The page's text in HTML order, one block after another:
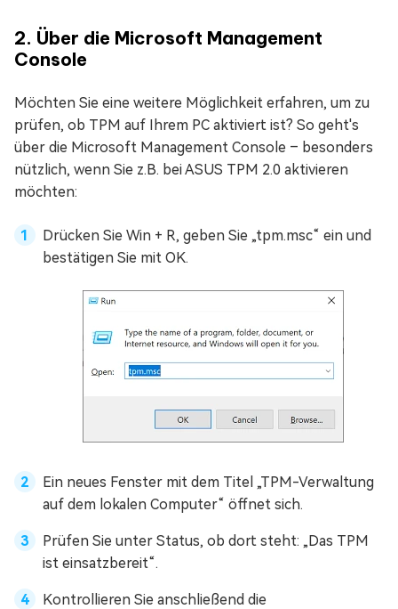
2. Über die Microsoft Management
Console
Möchten Sie eine weitere Möglichkeit erfahren, um zu
prüfen, ob TPM auf Ihrem PC aktiviert ist? So geht's
über die Microsoft Management Console – besonders
nützlich, wenn Sie z.B. bei ASUS TPM 2.0 aktivieren
möchten:
Drücken Sie Win + R, geben Sie „tpm.msc“ ein und
bestätigen Sie mit OK.
Ein neues Fenster mit dem Titel „TPM-Verwaltung
auf dem lokalen Computer“ öffnet sich.
Prüfen Sie unter Status, ob dort steht: „Das TPM
ist einsatzbereit“.
Kontrollieren Sie anschließend die